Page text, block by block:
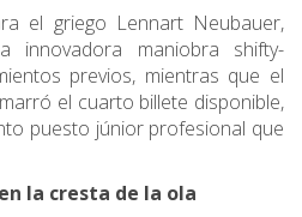
el griego Lennart Neubauer,
innovadora maniobra shifty-
previos, mientras que el
el cuarto billete disponible,
puesto júnior profesional que
la cresta de la ola